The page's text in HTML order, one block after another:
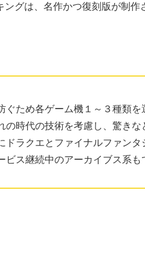
ングは、名作かつ復刻版が制
ぐため各ゲーム機１～３種類を
の時代の技術を考慮し、驚き
ドラクエとファイナルファン
ビス継続中のアーカイブス系